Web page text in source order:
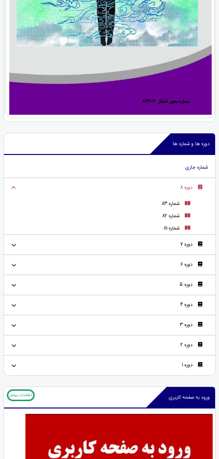
دوره ها و شماره ها
شماره جاری
دوره 8
شماره 83
شماره 82
شماره 81
دوره 7
دوره 6
دوره 5
دوره 4
دوره 3
دوره 2
دوره 1
ورود به صفحه کاربری اطلاعات بیشتر